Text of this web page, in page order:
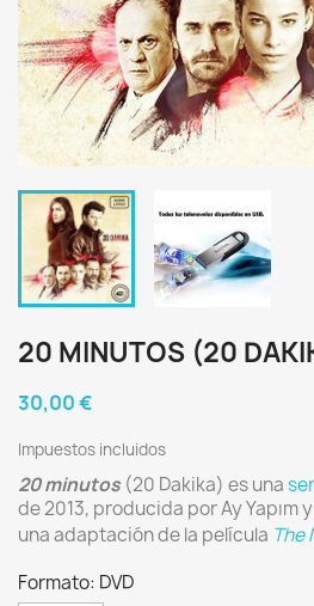
20 MINUTOS (20
30,00 €
Impuestos incluidos
20 minutos(20 Dakika) es una
de 2013, producida por Ay Yapım
una adaptación de la película The
Formato: DVD